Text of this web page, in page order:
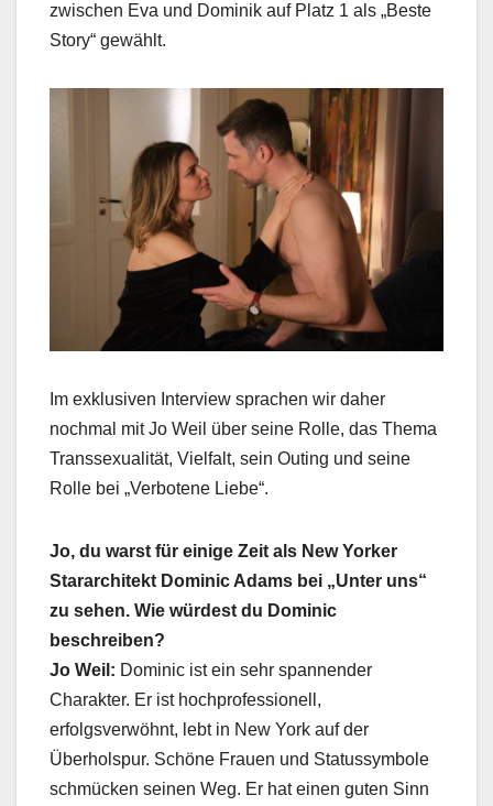
zwischen Eva und Dominik auf Platz 1 als „Beste
Story“ gewählt.
Im exklusiven Interview sprachen wir daher
nochmal mit Jo Weil über seine Rolle, das Thema
Transsexualität, Vielfalt, sein Outing und seine
Rolle bei „Verbotene Liebe“.
Jo, du warst für einige Zeit als New Yorker
Stararchitekt Dominic Adams bei „Unter uns“
zu sehen. Wie würdest du Dominic
beschreiben?
Jo Weil: Dominic ist ein sehr spannender
Charakter. Er ist hochprofessionell,
erfolgsverwöhnt, lebt in New York auf der
Überholspur. Schöne Frauen und Statussymbole
schmücken seinen Weg. Er hat einen guten Sinn